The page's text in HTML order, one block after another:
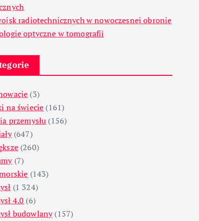
radiotechnicznych w nowoczesnej obronie
optyczne w tomografii
(3)
na świecie (161)
przemysłu (156)
(647)
(260)
(7)
(143)
(1 324)
4.0 (6)
budowlany(157)